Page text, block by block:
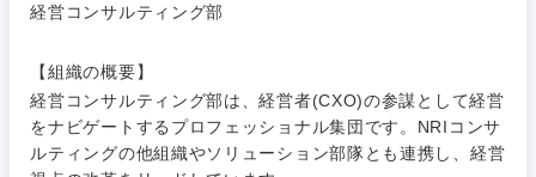
経営コンサルティング部
【組織の概要】
経営コンサルティング部は、経営者(CXO)の参謀として経営
をナビゲートするプロフェッショナル集団です。NRIコンサ
ルティングの他組織やソリューション部隊とも連携し、経営